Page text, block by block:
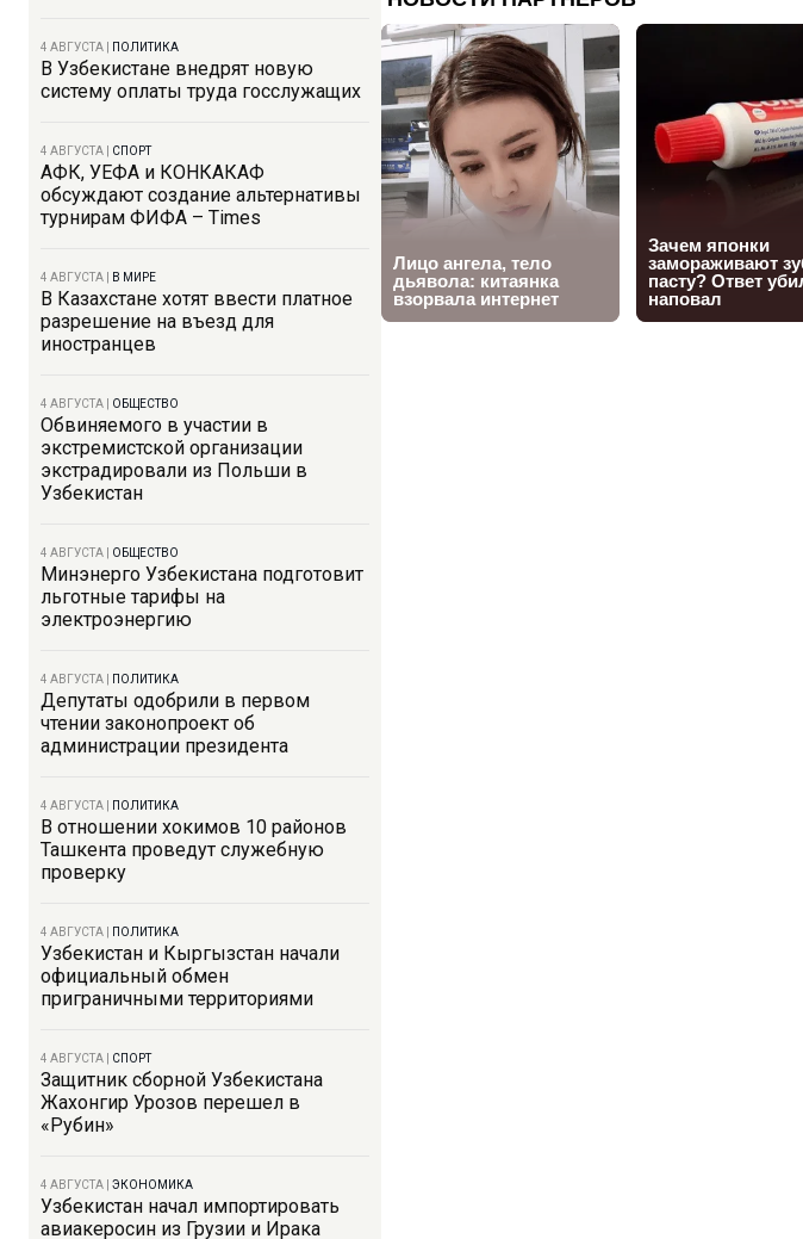
4 АВГУСТА ПОЛИТИКА
В Узбекистане внедрят новую
систему оплаты труда госслужащих
4 АВГУСТА СПОРТ
АФК, УЕФА и КОНКАКАФ
обсуждают создание альтернативы
турнирам ФИФА – Times
4 АВГУСТА В МИРЕ
В Казахстане хотят ввести платное
разрешение на въезд для
иностранцев
4 АВГУСТА ОБЩЕСТВО
Обвиняемого в участии в
экстремистской организации
экстрадировали из Польши в
Узбекистан
4 АВГУСТА ОБЩЕСТВО
Минэнерго Узбекистана подготовит
льготные тарифы на
электроэнергию
4 АВГУСТА ПОЛИТИКА
Депутаты одобрили в первом
чтении законопроект об
администрации президента
4 АВГУСТА ПОЛИТИКА
В отношении хокимов 10 районов
Ташкента проведут служебную
проверку
4 АВГУСТА ПОЛИТИКА
Узбекистан и Кыргызстан начали
официальный обмен
приграничными территориями
4 АВГУСТА СПОРТ
Защитник сборной Узбекистана
Жахонгир Урозов перешел в
«Рубин»
4 АВГУСТА ЭКОНОМИКА
Узбекистан начал импортировать
авиакеросин из Грузии и Ирака